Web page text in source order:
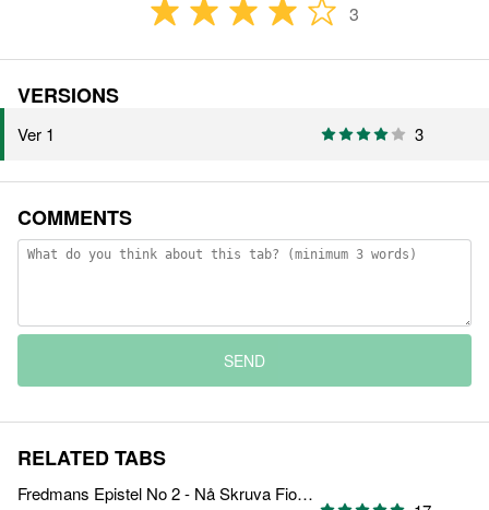
3
VERSIONS
Ver 1 3
COMMENTS
SEND
RELATED TABS
Fredmans Epistel No 2 - Nå Skruva Fiolen